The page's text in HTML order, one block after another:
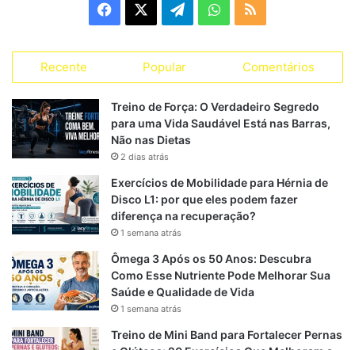
e
b
o
k
e
g
a
W
t
p
S
Recente Popular Comentários
Treino de Força: O Verdadeiro Segredo
para uma Vida Saudável Está nas Barras,
Não nas Dietas
2 dias atrás
Exercícios de Mobilidade para Hérnia de
Disco L1: por que eles podem fazer
diferença na recuperação?
1 semana atrás
Ômega 3 Após os 50 Anos: Descubra
Como Esse Nutriente Pode Melhorar Sua
Saúde e Qualidade de Vida
1 semana atrás
Treino de Mini Band para Fortalecer Pernas